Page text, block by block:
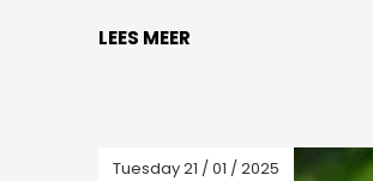
LEES MEER
Tuesday 21 / 01 / 2025